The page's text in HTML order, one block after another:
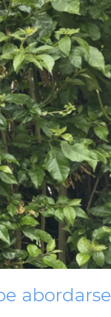
abordarse